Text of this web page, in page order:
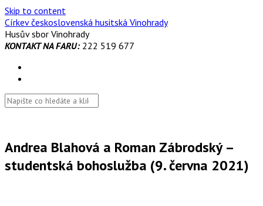
Skip to content
Církev československá husitská Vinohrady
Husův sbor Vinohrady
KONTAKT NA FARU:222 519 677
Andrea Blahová a Roman Zábrodský –
studentská bohoslužba (9. června 2021)